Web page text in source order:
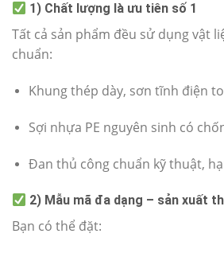
1) Chất lượng là ưu tiên số 1
Tất cả sản phẩm đều sử dụng vật
chuẩn:
Khung thép dày, sơn tĩnh điện
Sợi nhựa PE nguyên sinh có
Đan thủ công chuẩn kỹ thuật,
2) Mẫu mã đa dạng – sản xuất
Bạn có thể đặt: